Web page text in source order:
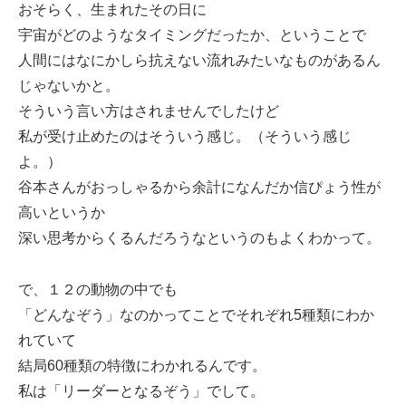
おそらく、生まれたその日に
宇宙がどのようなタイミングだったか、ということで
人間にはなにかしら抗えない流れみたいなものがあるん
じゃないかと。
そういう言い方はされませんでしたけど
私が受け止めたのはそういう感じ。（そういう感じ
よ。）
谷本さんがおっしゃるから余計になんだか信ぴょう性が
高いというか
深い思考からくるんだろうなというのもよくわかって。
で、１２の動物の中でも
「どんなぞう」なのかってことでそれぞれ5種類にわか
れていて
結局60種類の特徴にわかれるんです。
私は「リーダーとなるぞう」でして。